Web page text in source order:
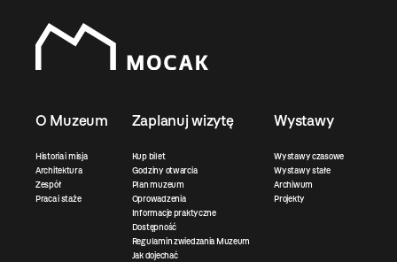
O Muzeum
Historia i misja
Architektura
Zespół
Praca i staże
Zaplanuj wizytę
Kup bilet
Godziny otwarcia
Plan muzeum
Oprowadzenia
Informacje praktyczne
Dostępność
Regulamin zwiedzania Muzeum
Jak dojechać
Wystawy
Wystawy czasowe
Wystawy stałe
Archiwum
Projekty